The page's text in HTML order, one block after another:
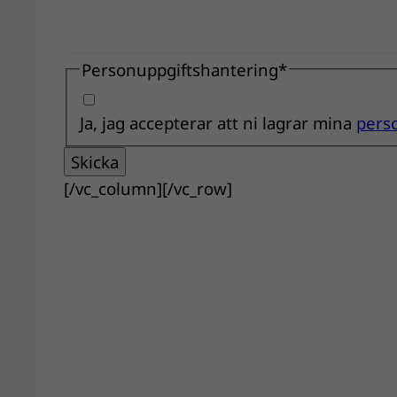
Personuppgiftshantering*
Ja, jag accepterar att ni lagrar mina
Skicka
[/vc_column][/vc_row]